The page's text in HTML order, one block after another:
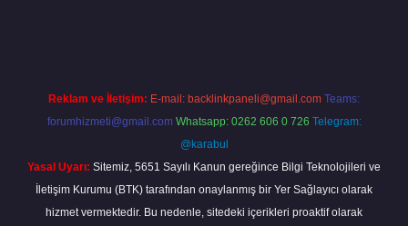
Reklam ve İletişim: E-mail: backlinkpaneli@gmail.com Teams:
forumhizmeti@gmail.com Whatsapp: 0262 606 0 726 Telegram:
@karabul
Yasal Uyarı: Sitemiz, 5651 Sayılı Kanun gereğince Bilgi Teknolojileri ve
İletişim Kurumu (BTK) tarafından onaylanmış bir Yer Sağlayıcı olarak
hizmet vermektedir. Bu nedenle, sitedeki içerikleri proaktif olarak